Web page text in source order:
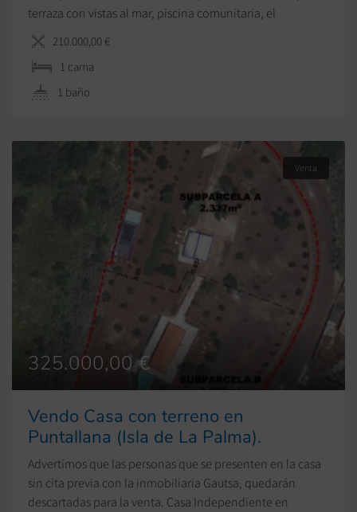
terraza con vistas al mar, piscina comunitaria, el
residencial cuenta con ascensor, etc.
210.000,00 €
1 cama
1 baño
Venta
325.000,00 €
Vendo Casa con terreno en
Puntallana (Isla de La Palma).
Advertimos que las personas que se presenten en la casa
sin cita previa con la inmobiliaria Gautsa, quedarán
descartadas para la venta. Casa Independiente en